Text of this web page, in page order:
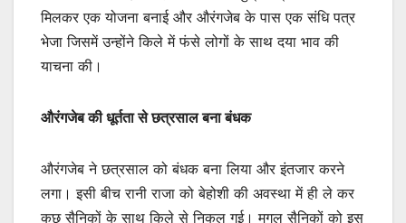
मिलकर एक योजना बनाई और औरंगजेब के पास एक संधि पत्र
भेजा जिसमें उन्होंने किले में फंसे लोगों के साथ दया भाव की
याचना की।
औरंगजेब की धूर्तता से छत्रसाल बना बंधक
औरंगजेब ने छत्रसाल को बंधक बना लिया और इंतजार करने
लगा। इसी बीच रानी राजा को बेहोशी की अवस्था में ही ले कर
कुछ सैनिकों के साथ किले से निकल गई। मुगल सैनिकों को इस